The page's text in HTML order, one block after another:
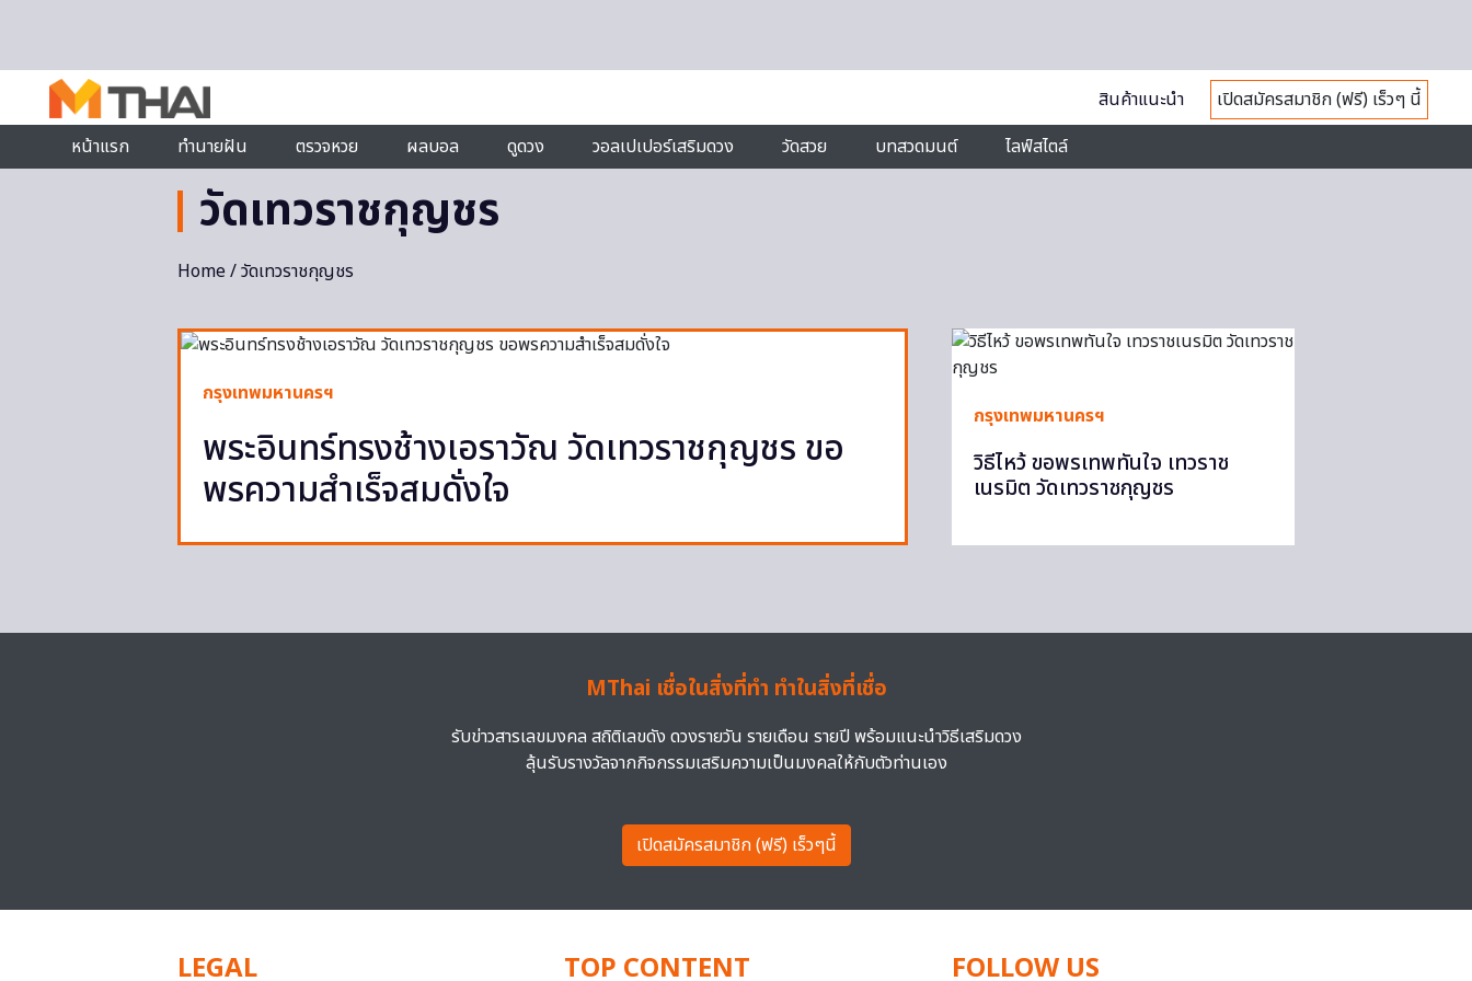
สินค้าแนะนำ
เปิดสมัครสมาชิก (ฟรี) เร็วๆ นี้
หน้าแรก
ทำนายฝัน ตรวจหวย ผลบอล ดูดวง วอลเปเปอร์เสริมดวง วัดสวย บทสวดมนต์ ไลฟ์สไตล์
วัดเทวราชกุญชร
Home/ วัดเทวราชกุญชร
กรุงเทพมหานครฯ
พระอินทร์ทรงช้างเอราวัณ วัดเทวราชกุญชร ขอ
พรความสำเร็จสมดั่งใจ
กรุงเทพมหานครฯ
วิธีไหว้ ขอพรเทพทันใจ เทวราช
เนรมิต วัดเทวราชกุญชร
MThai เชื่อในสิ่งที่ทำ ทำในสิ่งที่เชื่อ
รับข่าวสารเลขมงคล สถิติเลขดัง ดวงรายวัน รายเดือน รายปี พร้อมแนะนำวิธีเสริมดวง
ลุ้นรับรางวัลจากกิจกรรมเสริมความเป็นมงคลให้กับตัวท่านเอง
เปิดสมัครสมาชิก (ฟรี) เร็วๆนี้
LEGAL TOP CONTENT FOLLOW US